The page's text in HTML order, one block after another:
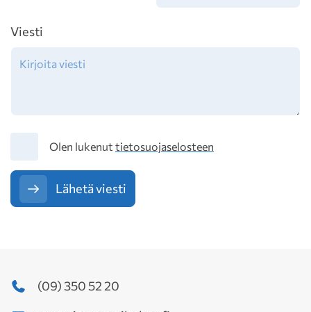
Viesti
TietosuojaOlen lukenut tietosuojaselosteen
Lähetä viesti
(09) 350 52 20